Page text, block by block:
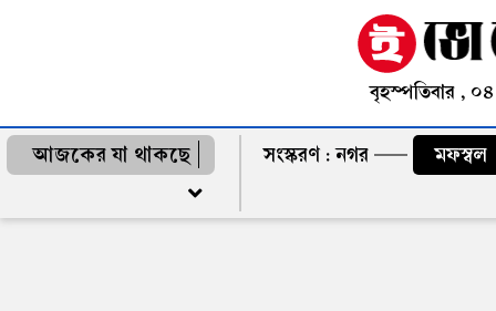
বৃহস্পতিবার ,
আজকের যা থাকছে সংস্করণ : নগর মফস্বল